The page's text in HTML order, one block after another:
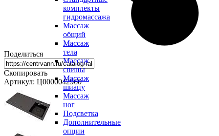
комплекты
гидромассажа
Массаж
общий
Массаж
тела
Массаж
спины
Массаж
шиацу
Массаж
ног
Подсветка
Дополнительные
опции
Поделиться
Скопировать
Артикул: Ц0000042960